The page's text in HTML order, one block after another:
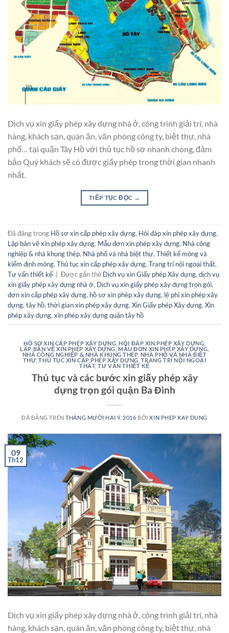
Dịch vụ xin giấy phép xây dựng nhà ở, công trình giải trí, nhà
hàng, khách sạn, quán ăn, văn phòng công ty, biệt thự, nhà
phố… tại quận Tây Hồ với thủ tục hồ sơ nhanh chóng, đảm
bảo Quý khách sẽ có được giấy phép trong thời gian nhanh
nhất.
TIẾP TỤC ĐỌC →
Đã đăng trong Hồ sơ xin cấp phép xây dựng, Hỏi đáp xin phép xây dựng,
Lập bản vẽ xin phép xây dựng, Mẫu đơn xin phép xây dựng, Nhà công
nghiệp & nhà khung thép, Nhà phố và nhà biệt thự, Thiết kế móng và
kiểm định móng, Thủ tục xin cấp phép xây dựng, Trang trí nội ngoại thất,
Tư vấn thiết kế
Được gắn thẻ Dịch vụ xin Giấy phép Xây dựng, dịch vụ
xin giấy phép xây dựng nhà ở, Dịch vụ xin giấy phép xây dựng trọn gói,
đơn xin cấp phép xây dựng, hồ sơ xin phép xây dựng, lệ phí xin phép xây
dựng, tây hồ, thời gian xin phép xây dựng, Xin Giấy phép Xây dựng, Xin
phép xây dựng, xin phép xây dựng quận tây hồ
HỒ SƠ XIN CẤP PHÉP XÂY DỰNG ,HỎI ĐÁP XIN PHÉP XÂY DỰNG
LẬP BẢN VẼ XIN PHÉP XÂY DỰNG ,MẪU ĐƠN XIN PHÉP XÂY DỰNG
NHÀ CÔNG NGHIỆP & NHÀ KHUNG THÉP, NHÀ PHỐ VÀ NHÀ BIỆT
THỰ ,THỦ TỤC XIN CẤP PHÉP XÂY DỰNG TRANG TRÍ NỘI NGOẠI
THẤT,TƯ VẤN THIẾT KẾ
Thủ tục và các bước xin giấy phép xây
dựng trọn gói quận Ba Đình
ĐÃ ĐĂNG TRÊNTHÁNG MƯỜI HAI 9, 2016 BỞIXIN PHEP XAY DUNG
09
Th12
Dịch vụ xin giấy phép xây dựng nhà ở, công trình giải trí, nhà
hàng, khách sạn, quán ăn, văn phòng công ty, biệt thự, nhà